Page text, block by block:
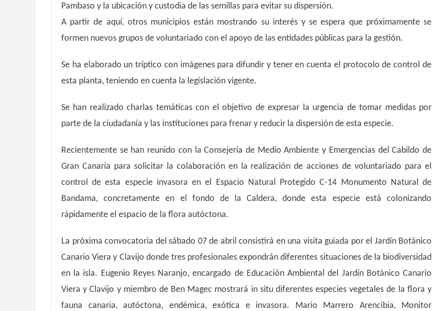
Pambaso y la ubicación y custodia de las semillas para evitar su dispersión.
A partir de aquí, otros municipios están mostrando su interés y se espera que próximamente se
formen nuevos grupos de voluntariado con el apoyo de las entidades públicas para la gestión.
Se ha elaborado un tríptico con imágenes para difundir y tener en cuenta el protocolo de control de
esta planta, teniendo en cuenta la legislación vigente.
Se han realizado charlas temáticas con el objetivo de expresar la urgencia de tomar medidas por
parte de la ciudadanía y las instituciones para frenar y reducir la dispersión de esta especie.
Recientemente se han reunido con la Consejería de Medio Ambiente y Emergencias del Cabildo de
Gran Canaria para solicitar la colaboración en la realización de acciones de voluntariado para el
control de esta especie invasora en el Espacio Natural Protegido C-14 Monumento Natural de
Bandama, concretamente en el fondo de la Caldera, donde esta especie está colonizando
rápidamente el espacio de la flora autóctona.
La próxima convocatoria del sábado 07 de abril consistirá en una visita guiada por el Jardín Botánico
Canario Viera y Clavijo donde tres profesionales expondrán diferentes situaciones de la biodiversidad
en la isla. Eugenio Reyes Naranjo, encargado de Educación Ambiental del Jardín Botánico Canario
Viera y Clavijo y miembro de Ben Magec mostrará in situ diferentes especies vegetales de la flora y
fauna canaria, autóctona, endémica, exótica e invasora. Mario Marrero Arencibia, Monitor